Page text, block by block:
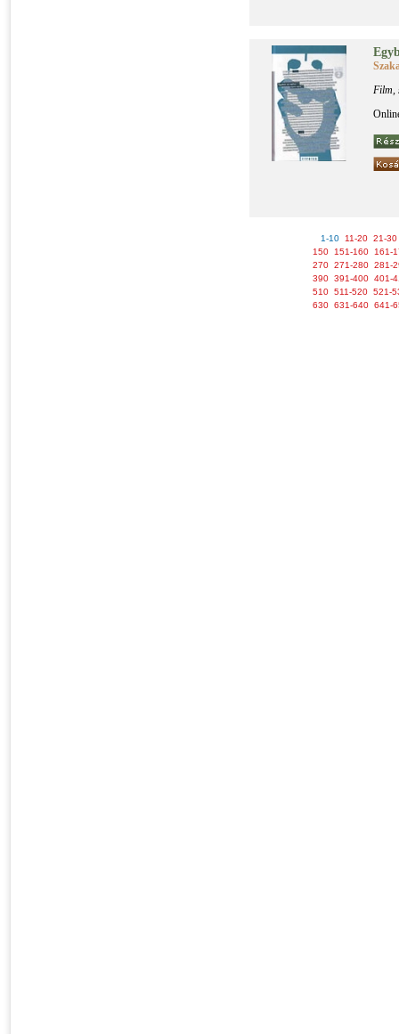
Film,
1-10 11-20 21-30
150
151-160
161-
270 271-280 281-
390 391-400 401-
510 511-520 521-
630 631-640 641-